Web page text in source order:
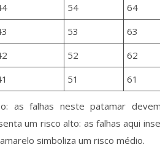
54
64
53
63
52
62
51 61
as falhas neste patamar
um risco alto: as falhas aqui
simboliza um risco médio.